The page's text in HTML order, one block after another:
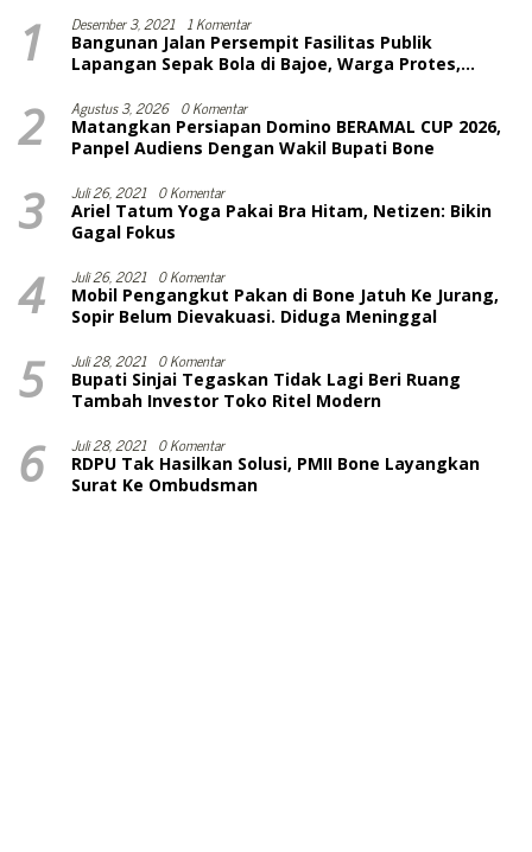
1 Desember 3, 2021 1 Komentar
Bangunan Jalan Persempit Fasilitas Publik
Lapangan Sepak Bola di Bajoe, Warga Protes,
2 Agustus 3, 2026 0 Komentar
Matangkan Persiapan Domino BERAMAL CUP 2026,
Panpel Audiens Dengan Wakil Bupati Bone
3 Juli 26, 2021 0 Komentar
Ariel Tatum Yoga Pakai Bra Hitam, Netizen: Bikin
Gagal Fokus
4 Juli 26, 2021 0 Komentar
Mobil Pengangkut Pakan di Bone Jatuh Ke Jurang,
Sopir Belum Dievakuasi. Diduga Meninggal
5 Juli 28, 2021 0 Komentar
Bupati Sinjai Tegaskan Tidak Lagi Beri Ruang
Tambah Investor Toko Ritel Modern
6 Juli 28, 2021 0 Komentar
RDPU Tak Hasilkan Solusi, PMII Bone Layangkan
Surat Ke Ombudsman